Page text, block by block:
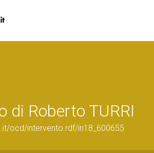
di Roberto TURRI
ocd/intervento.rdf/in18_600655